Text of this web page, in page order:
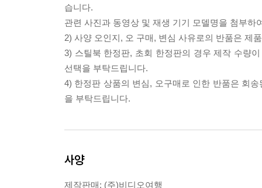
습니다.
관련 사진과 동영상 및 재생 기기 모델명을 첨부하
2) 사양 오인지, 오 구매, 변심 사유로의 반품은 제
3) 스틸북 한정판, 초회 한정판의 경우 제작 수량
선택을 부탁드립니다.
4) 한정판 상품의 변심, 오구매로 인한 반품은 회
을 부탁드립니다.
사양
제작판매: (주)비디오여행